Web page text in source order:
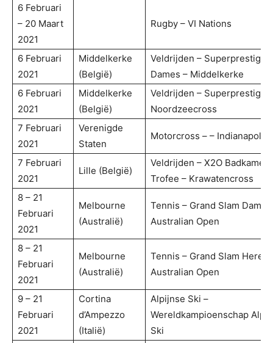
6 Februari
– 20 Maart
2021
Rugby – VI Nations
6 Februari
2021
Middelkerke
(België)
Veldrijden – Superprestige
Dames – Middelkerke
6 Februari
2021
Middelkerke
(België)
Veldrijden – Superprestige –
Noordzeecross
7 Februari
2021
Verenigde
Staten
Motorcross – – Indianapolis
7 Februari
2021
Lille (België)
Veldrijden – X2O Badkamers
Trofee – Krawatencross
8 – 21
Februari
2021
Melbourne
(Australië)
Tennis – Grand Slam
Australian Open
8 – 21
Februari
2021
Melbourne
(Australië)
Tennis – Grand Slam Heren
Australian Open
9 – 21
Februari
2021
Cortina
d’Ampezzo
(Italië)
Alpijnse Ski –
Wereldkampioenschap
Ski